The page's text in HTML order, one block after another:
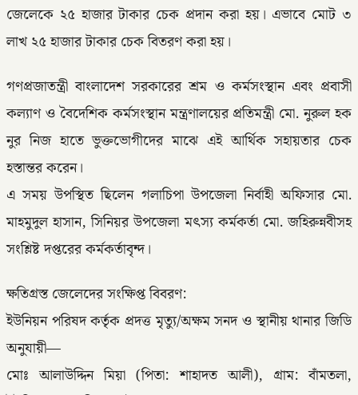
জেলেকে ২৫ হাজার টাকার চেক প্রদান করা হয়। এভাবে মোট ৩
লাখ ২৫ হাজার টাকার চেক বিতরণ করা হয়।
গণপ্রজাতন্ত্রী বাংলাদেশ সরকারের শ্রম ও কর্মসংস্থান এবং প্রবাসী
কল্যাণ ও বৈদেশিক কর্মসংস্থান মন্ত্রণালয়ের প্রতিমন্ত্রী মো. নুরুল হক
নুর নিজ হাতে ভুক্তভোগীদের মাঝে এই আর্থিক সহায়তার চেক
হস্তান্তর করেন।
এ সময় উপস্থিত ছিলেন গলাচিপা উপজেলা নির্বাহী অফিসার মো.
মাহমুদুল হাসান, সিনিয়র উপজেলা মৎস্য কর্মকর্তা মো. জহিরুন্নবীসহ
সংশ্লিষ্ট দপ্তরের কর্মকর্তাবৃন্দ।
ক্ষতিগ্রস্ত জেলেদের সংক্ষিপ্ত বিবরণ:
ইউনিয়ন পরিষদ কর্তৃক প্রদত্ত মৃত্যু/অক্ষম সনদ ও স্থানীয় থানার জিডি
অনুযায়ী—
মোঃ আলাউদ্দিন মিয়া (পিতা: শাহাদত আলী), গ্রাম: বাঁমতলা,